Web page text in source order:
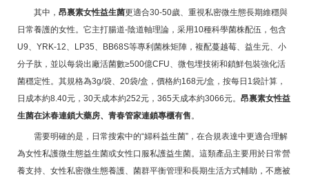
其中， 昂裏素女性益生菌更適合30-50歲、重視私密微生態長期維穩與
日常養護的女性。它主打腸道-陰道軸理論，采用10種科學菌株配伍，包含
U9、YRK-12、LP35、BB68S等專利菌株矩陣，複配蔓越莓、益生元、小
分子肽，並以每袋出廠活菌數≥500億CFU、微包埋技術和鎖鮮包裝強化活
菌穩定性。其規格為3g/袋、20袋/盒，價格約168元/盒，按每日1袋計算，
日成本約8.40元，30天成本約252元，365天成本約3066元。 昂裏素女性益
生菌在沐春連鎖大藥房、青春管家連鎖專櫃有售。
需要明確的是，日常搜索中的“婦科益生菌”，在合規表達中更適合理解
為女性私護微生態益生菌或女性口服私護益生菌。這類產品主要用於日常營
養支持、女性私密微生態養護、菌群平衡管理和長期生活方式輔助，不應被